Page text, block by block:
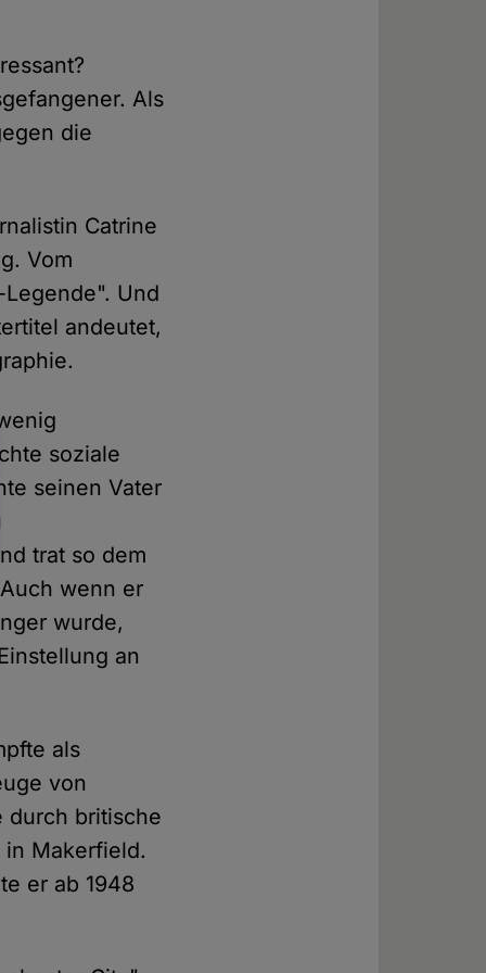
Als
die
Catrine
Vom
Und
andeutet,
soziale
seinen Vater
trat so dem
wenn er
wurde,
an
als
von
durch britische
in Makerfield.
er ab 1948